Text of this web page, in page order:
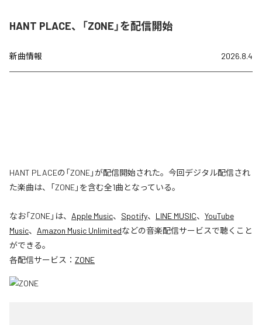
HANT PLACE、「ZONE」を配信開始
新曲情報 2026.8.4
HANT PLACEの「ZONE」が配信開始された。今回デジタル配信され
た楽曲は、「ZONE」を含む全1曲となっている。
なお「ZONE」は、 Apple Music、 Spotify、 LINE MUSIC、 YouTube
Music、 Amazon Music Unlimitedなどの音楽配信サービスで聴くこと
ができる。
各配信サービス： ZONE